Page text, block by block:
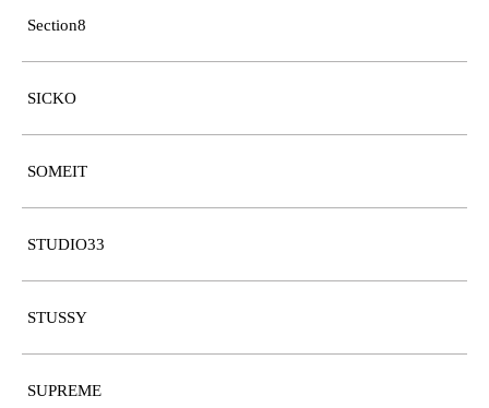
Section8
SICKO
SOMEIT
STUDIO33
STUSSY
SUPREME